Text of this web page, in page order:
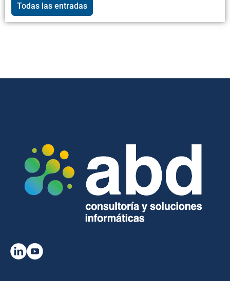
Todas las entradas